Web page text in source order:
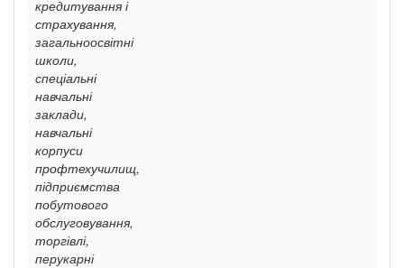
кредитування і
страхування,
загальноосвітні
школи,
спеціальні
навчальні
заклади,
навчальні
корпуси
профтехучи­лищ,
підприємства
побутового
обслугову­вання,
торгівлі,
перукарні